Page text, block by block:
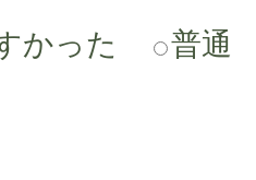
かった
普通